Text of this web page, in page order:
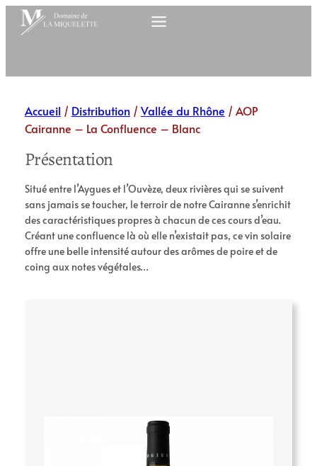
Aller
Accueil / Distribution/ Vallée du Rhône / AOP
Cairanne – La Confluence – Blanc
Présentation
Situé entre l’Aygues et l’Ouvèze, deux rivières qui se suivent
sans jamais se toucher, le terroir de notre Cairanne s’enrichit
des caractéristiques propres à chacun de ces cours d’eau.
Créant une confluence là où elle n’existait pas, ce vin solaire
offre une belle intensité autour des arômes de poire et de
coing aux notes végétales…